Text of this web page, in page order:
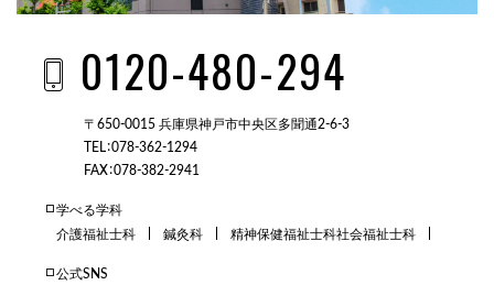
0120-480-294
〒650-0015 兵庫県神戸市中央区多聞通2-6-3
TEL：078-362-1294
FAX：078-382-2941
学べる学科
介護福祉士科
鍼灸科 精神保健福祉士科社会福祉士科
公式SNS